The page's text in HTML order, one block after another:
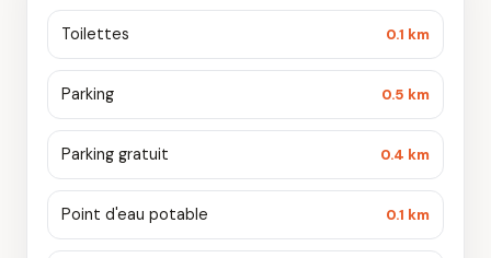
Toilettes 0.1 km
Parking 0.5 km
Parking gratuit 0.4 km
Point d'eau potable 0.1 km